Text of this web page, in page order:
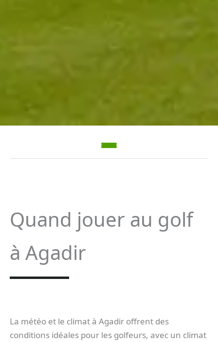
Quand jouer au golf
à Agadir
La météo et le climat à Agadir offrent des
conditions idéales pour les golfeurs, avec un climat